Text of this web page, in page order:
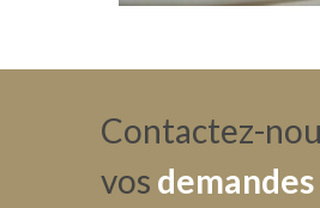
Contactez-
vos demandes